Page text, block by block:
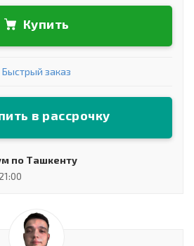
Купить
Быстрый заказ
в рассрочку
по Ташкенту